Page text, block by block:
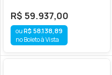
R$ 59.937,00
R$ 58.138,89
no Boleto à Vista